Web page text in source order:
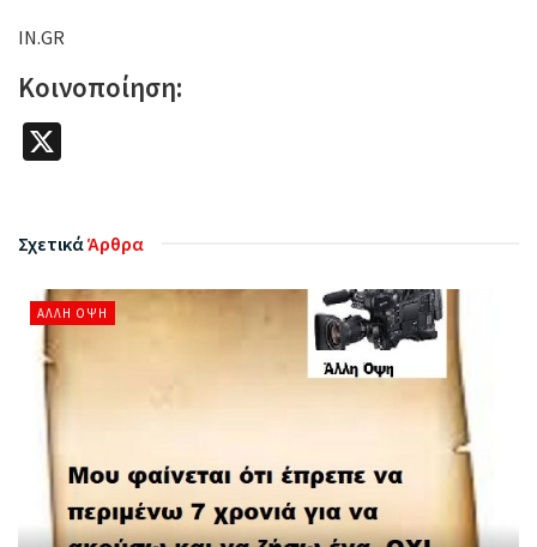
IN.GR
Κοινοποίηση:
ΣχετικάΆρθρα
ΆΛΛΗ ΌΨΗ